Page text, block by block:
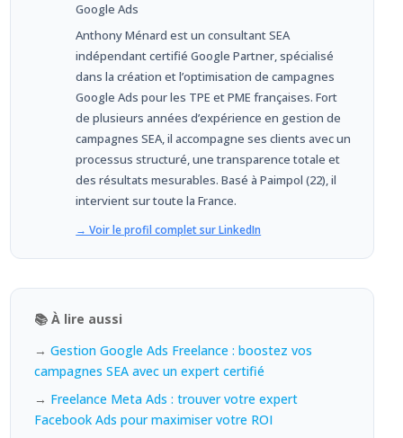
Google Ads
Anthony Ménard est un consultant SEA
indépendant certifié Google Partner, spécialisé
dans la création et l’optimisation de campagnes
Google Ads pour les TPE et PME françaises. Fort
de plusieurs années d’expérience en gestion de
campagnes SEA, il accompagne ses clients avec un
processus structuré, une transparence totale et
des résultats mesurables. Basé à Paimpol (22), il
intervient sur toute la France.
→ Voir le profil complet sur LinkedIn
📚 À lire aussi
→Gestion Google Ads Freelance : boostez vos
campagnes SEA avec un expert certifié
→ Freelance Meta Ads : trouver votre expert
Facebook Ads pour maximiser votre ROI